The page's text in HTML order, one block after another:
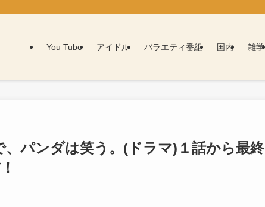
You Tube アイドル バラエティ番組 国内 雑学
パンダは笑う。(ドラマ)１話から最終